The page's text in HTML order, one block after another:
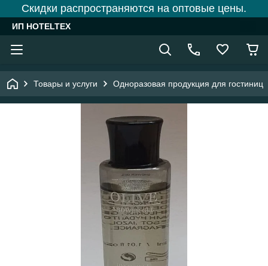
Скидки распространяются на оптовые цены.
ИП HOTELTEX
Товары и услуги Одноразовая продукция для гостиниц